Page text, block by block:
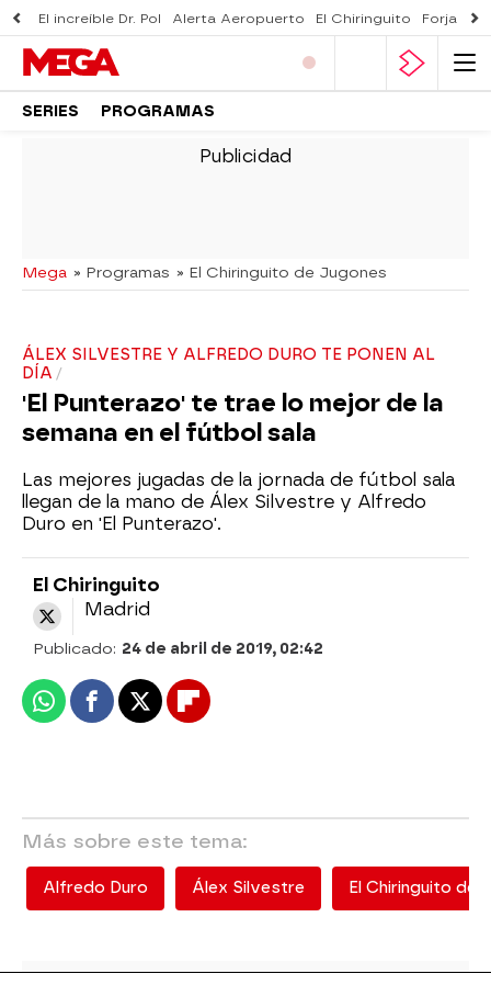
El increíble Dr. Pol Alerta Aeropuerto El Chiringuito Forjado
SERIES PROGRAMAS
Mega » Programas » El Chiringuito de Jugones
ÁLEX SILVESTRE Y ALFREDO DURO TE PONEN AL
DÍA
'El Punterazo' te trae lo mejor de la
semana en el fútbol sala
Las mejores jugadas de la jornada de fútbol sala
llegan de la mano de Álex Silvestre y Alfredo
Duro en 'El Punterazo'.
El Chiringuito
Madrid
Publicado: 24 de abril de 2019, 02:42
WhatsappFacebook
X Flipboard
Más sobre este tema:
Alfredo Duro Álex Silvestre El Chiringuito de